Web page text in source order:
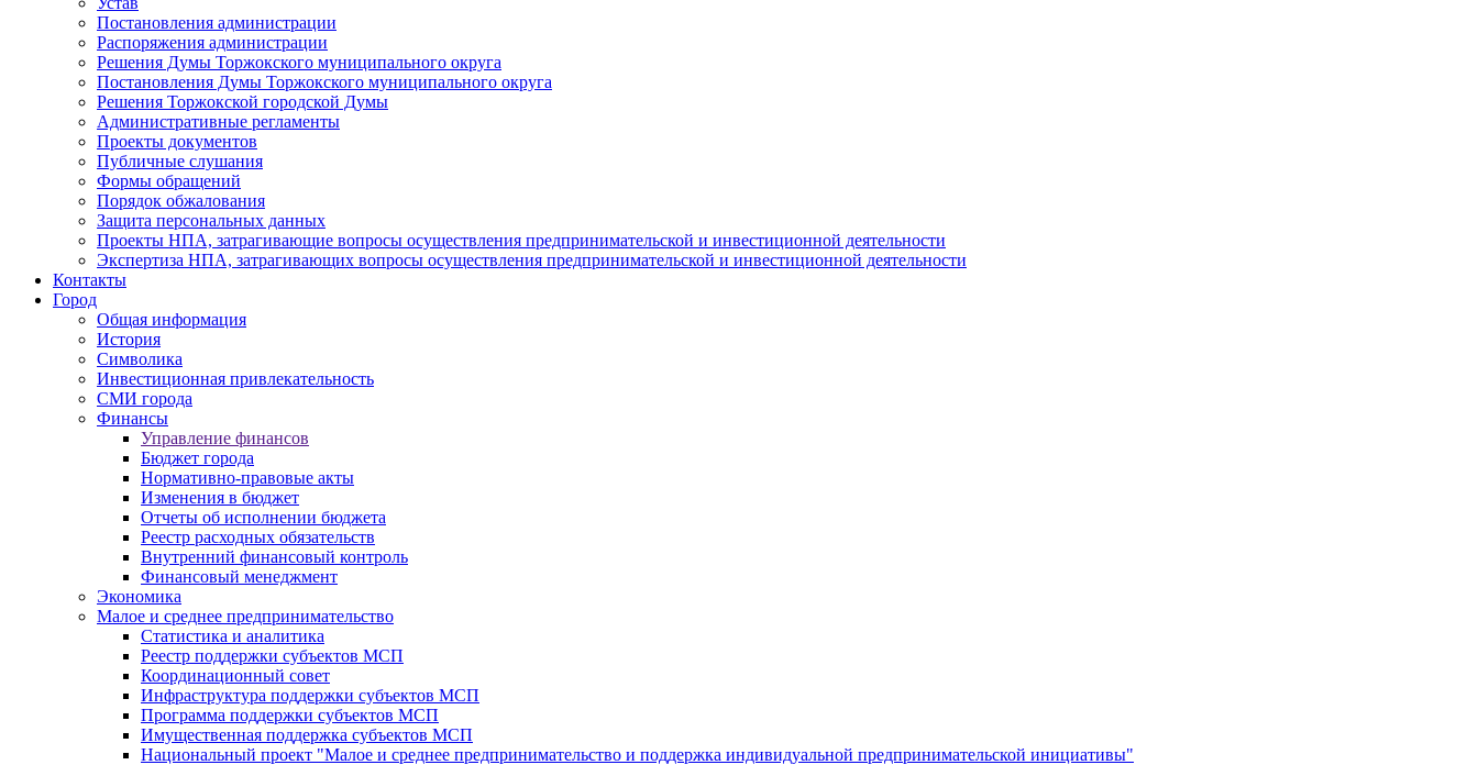
Постановления администрации
Распоряжения администрации
Решения Думы Торжокского муниципального округа
Постановления Думы Торжокского муниципального округа
Решения Торжокской городской Думы
Административные регламенты
Проекты документов
Публичные слушания
Формы обращений
Порядок обжалования
Защита персональных данных
Проекты НПА, затрагивающие вопросы осуществления предпринимательской и инвестиционной деятельности
Экспертиза НПА, затрагивающих вопросы осуществления предпринимательской и инвестиционной деятельности
Контакты
Город
Общая информация
История
Символика
Инвестиционная привлекательность
СМИ города
Финансы
Управление финансов
Бюджет города
Нормативно-правовые акты
Изменения в бюджет
Отчеты об исполнении бюджета
Реестр расходных обязательств
Внутренний финансовый контроль
Финансовый менеджмент
Экономика
Малое и среднее предпринимательство
Статистика и аналитика
Реестр поддержки субъектов МСП
Координационный совет
Инфраструктура поддержки субъектов МСП
Программа поддержки субъектов МСП
Имущественная поддержка субъектов МСП
Национальный проект "Малое и среднее предпринимательство и поддержка индивидуальной предпринимательской инициативы"